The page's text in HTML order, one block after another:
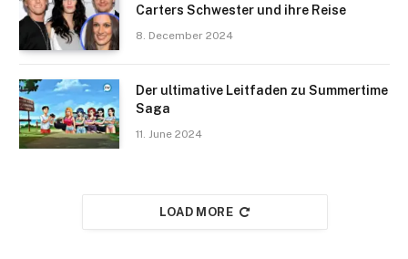
Carters Schwester und ihre Reise
8. December 2024
Der ultimative Leitfaden zu Summertime
Saga
11. June 2024
LOAD MORE